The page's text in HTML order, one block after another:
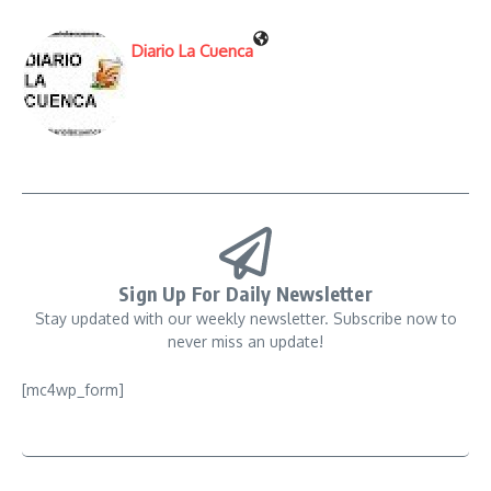
Diario La Cuenca
Sign Up For Daily Newsletter
Stay updated with our weekly newsletter. Subscribe now to
never miss an update!
[mc4wp_form]